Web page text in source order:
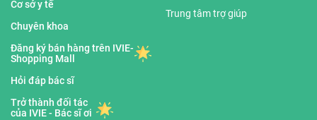
Cơ sở y tế
Chuyên khoa
Đăng ký bán hàng trên IVIE-
Shopping Mall
Hỏi đáp bác sĩ
Trở thành đối tác
của IVIE - Bác sĩ ơi
Trung tâm trợ giúp